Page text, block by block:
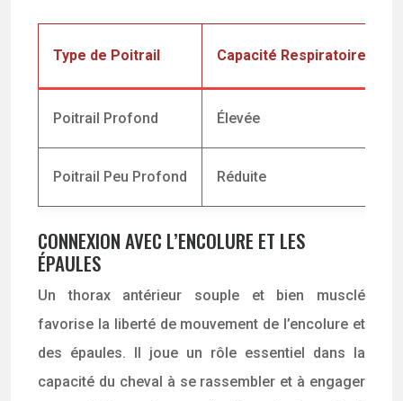
Type de Poitrail Capacité Respiratoire
Poitrail Profond Élevée
Poitrail Peu Profond Réduite
CONNEXION AVEC L’ENCOLURE ET LES
ÉPAULES
Un thorax antérieur souple et bien musclé
favorise la liberté de mouvement de l’encolure et
des épaules. Il joue un rôle essentiel dans la
capacité du cheval à se rassembler et à engager